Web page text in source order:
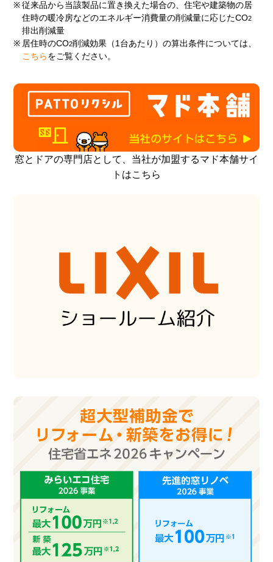
※ 従来品から当該製品に置き換えた場合の、住宅や建築物の居
住時の暖冷房などのエネルギー消費量の削減量に応じたCO2
排出削減量
※ 居住時のCO2削減効果（1台あたり）の算出条件については、
こちら をご覧ください。
窓とドアの専門店として、当社が加盟するマド本舗サイ
トはこちら